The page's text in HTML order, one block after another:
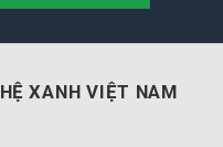
XANH VIỆT NAM